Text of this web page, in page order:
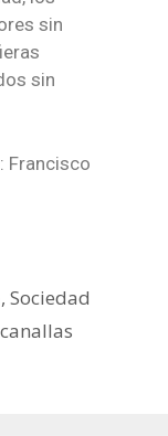
sin
sin
Francisco
,Sociedad